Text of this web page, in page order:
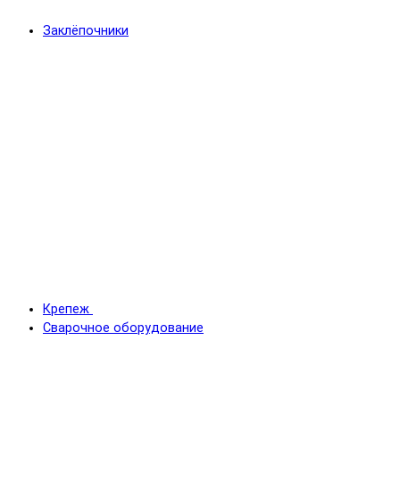
Заклёпочники
Крепеж
Сварочное оборудование